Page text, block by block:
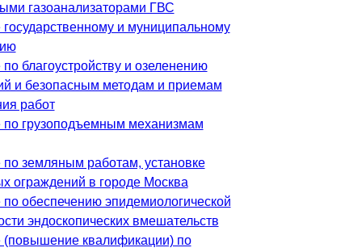
газоанализаторами ГВС
и муниципальному
благоустройству и озеленению
и безопасным методам и приемам
работ
по грузоподъемным механизмам
земляным работам, установке
ограждений в городе Москва
обеспечению эпидемиологической
эндоскопических вмешательств
(повышение квалификации) по